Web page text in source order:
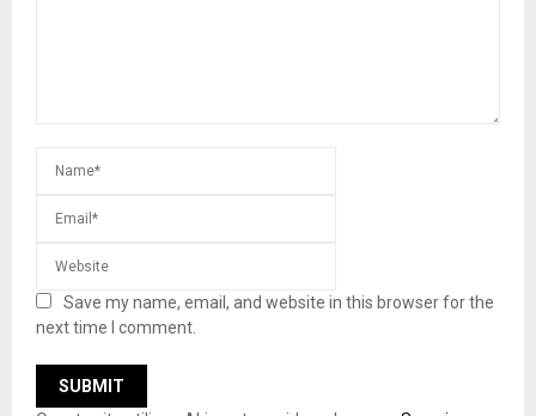
Save my name, email, and website in this browser for the
next time I comment.